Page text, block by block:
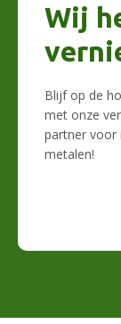
Wij
Blijf op de
met onze
partner voor
metalen!